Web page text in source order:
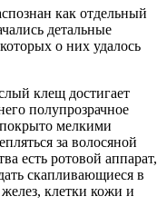
как отдельный
детальные
о них удалось
клещ достигает
полупрозрачное
мелкими
за волосяной
есть ротовой аппарат,
скапливающиеся в
клетки кожи и